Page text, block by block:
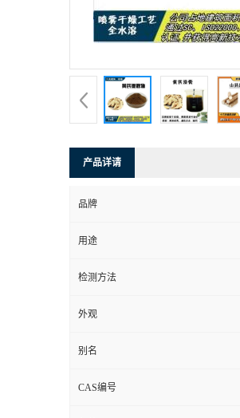
产品详请
品牌
用途
检测方法
外观
别名
CAS编号